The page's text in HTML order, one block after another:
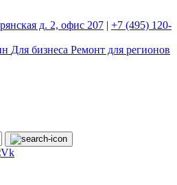
д. 2, офис 207 | +7 (495) 120-
Для бизнеса Ремонт для регионов